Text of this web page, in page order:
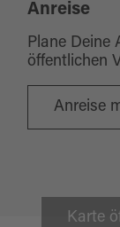
Anreise
Plane Deine
öffentlichen
Anreise
Karte